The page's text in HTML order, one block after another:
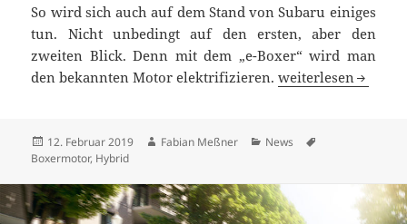
So wird sich auch auf dem Stand von Subaru einiges
tun. Nicht unbedingt auf den ersten, aber den
zweiten Blick. Denn mit dem „e-Boxer“ wird man
den bekannten Motor elektrifizieren.Subaru elektrisiert
weiterlesen
Veröffentlicht
am
12. Februar 2019 Autor
Fabian Meßner Kategorien
News
Boxermotor, Hybrid